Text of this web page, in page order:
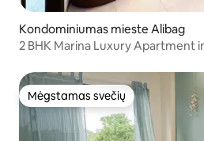
Kondominiumas mieste Alibag
2 BHK Marina Luxury Apartment
Mėgstamas svečių
Mėgstamas svečių